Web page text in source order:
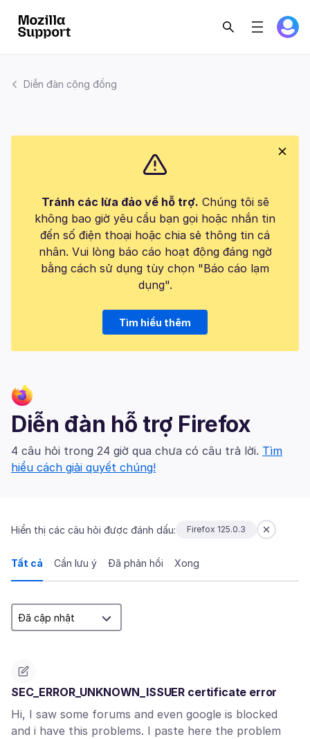
Diễn đàn cộng đồng
Tránh các lừa đảo về hỗ trợ. Chúng tôi sẽ
không bao giờ yêu cầu bạn gọi hoặc nhắn tin
đến số điện thoại hoặc chia sẻ thông tin cá
nhân. Vui lòng báo cáo hoạt động đáng ngờ
bằng cách sử dụng tùy chọn "Báo cáo lạm
dụng".
Tìm hiểu thêm
Diễn đàn hỗ trợ Firefox
4 câu hỏi trong 24 giờ qua chưa có câu trả lời. Tìm
hiểu cách giải quyết chúng!
Hiển thị các câu hỏi được đánh dấu: Firefox 125.0.3
Tất cả Cần lưu ý Đã phản hồi Xong
SEC_ERROR_UNKNOWN_ISSUER certificate error
Hi, I saw some forums and even google is blocked
and i have this problems. I paste here the problem